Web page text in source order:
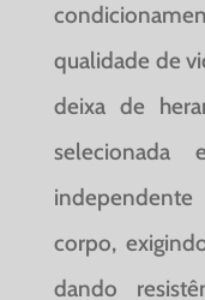
qualidade de
deixa de
corpo,
dando